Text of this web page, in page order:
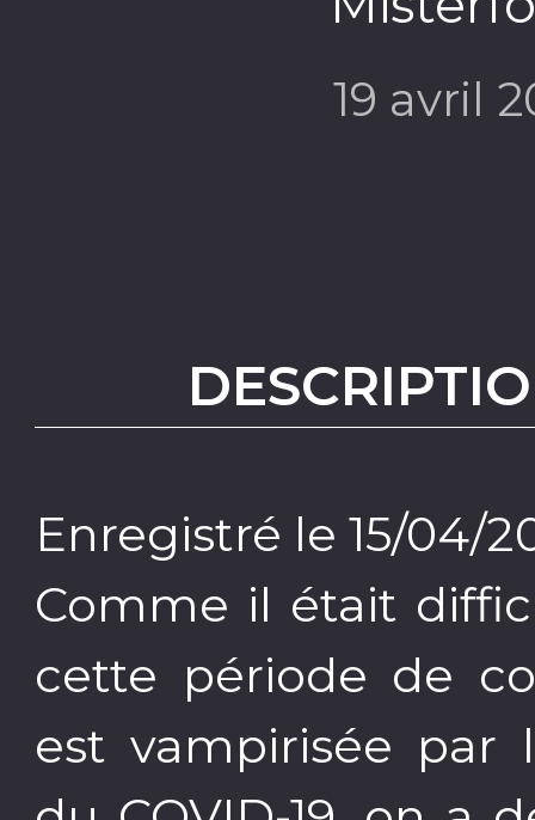
19 avril
Enregistré le 15/04/
Comme il était
cette période de
est vampirisée par